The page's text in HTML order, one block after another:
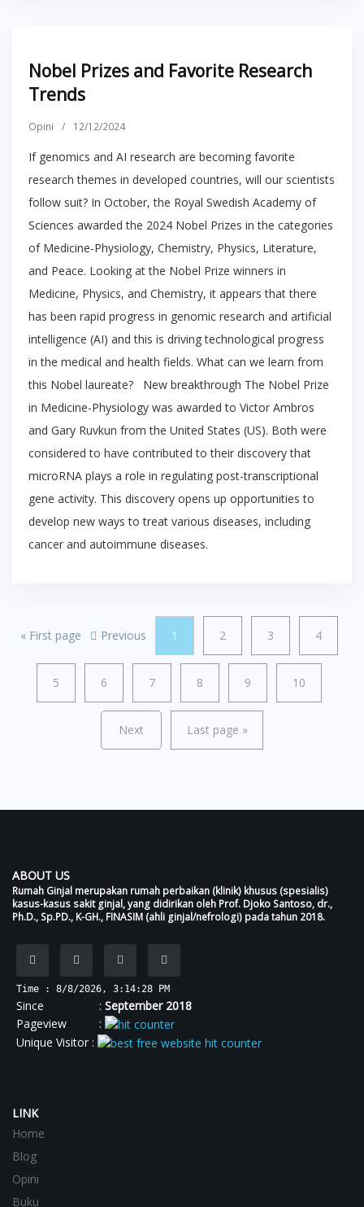
Nobel Prizes and Favorite Research
Trends
Opini / 12/12/2024
If genomics and AI research are becoming favorite
research themes in developed countries, will our scientists
follow suit? In October, the Royal Swedish Academy of
Sciences awarded the 2024 Nobel Prizes in the categories
of Medicine-Physiology, Chemistry, Physics, Literature,
and Peace. Looking at the Nobel Prize winners in
Medicine, Physics, and Chemistry, it appears that there
has been rapid progress in genomic research and artificial
intelligence (AI) and this is driving technological progress
in the medical and health fields. What can we learn from
this Nobel laureate? New breakthrough The Nobel Prize
in Medicine-Physiology was awarded to Victor Ambros
and Gary Ruvkun from the United States (US). Both were
considered to have contributed to their discovery that
microRNA plays a role in regulating post-transcriptional
gene activity. This discovery opens up opportunities to
develop new ways to treat various diseases, including
cancer and autoimmune diseases.
« First page Previous 1 2 3 4
5 6 7 8 9 10
Next Last page »
ABOUT US
Rumah Ginjal merupakan rumah perbaikan (klinik) khusus (spesialis)
kasus-kasus sakit ginjal, yang didirikan oleh Prof. Djoko Santoso, dr.,
Ph.D., Sp.PD., K-GH., FINASIM (ahli ginjal/nefrologi) pada tahun 2018.
Time : 8/8/2026, 3:14:28 PM
Since : September 2018
Pageview :
Unique Visitor :
LINK
Home
Blog
Opini
Buku